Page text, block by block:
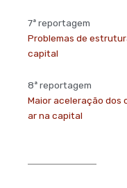
7ª reportagem
Problemas de
capital
8ª reportagem
Maior aceleração dos
ar na capital